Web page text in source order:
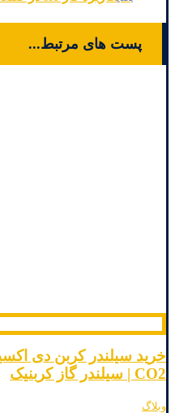
پست های مرتبط...
خرید سیلندر کربن دی
CO2 | سیلندر گاز کربنیک
وبلاگ